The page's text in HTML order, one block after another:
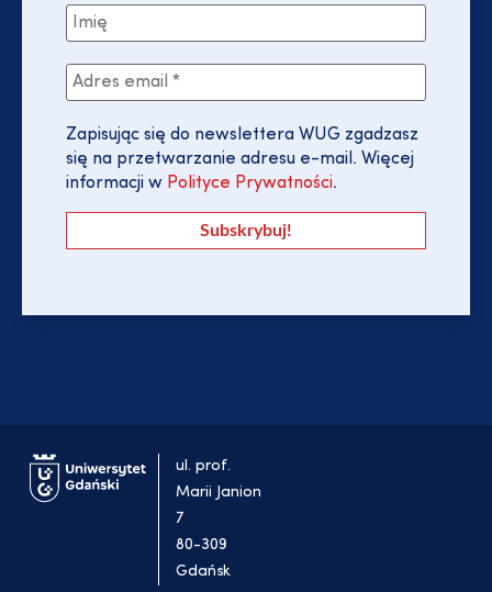
Zapisując się do newslettera WUG zgadzasz
się na przetwarzanie adresu e-mail. Więcej
informacji w Polityce Prywatności.
ul. prof.
Marii Janion
7
80-309
Gdańsk